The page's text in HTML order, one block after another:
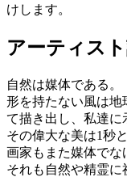
けします。
アーティス
自然は媒体である。
形を持たない風は地
て描き出し、私達に
その偉大な美は1秒
画家もまた媒体でな
それも自然や精霊に